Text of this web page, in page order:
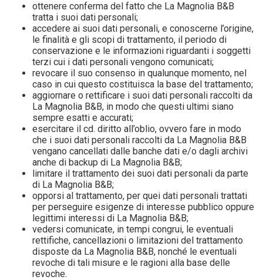
ottenere conferma del fatto che La Magnolia B&B
tratta i suoi dati personali;
accedere ai suoi dati personali, e conoscerne l’origine,
le finalità e gli scopi di trattamento, il periodo di
conservazione e le informazioni riguardanti i soggetti
terzi cui i dati personali vengono comunicati;
revocare il suo consenso in qualunque momento, nel
caso in cui questo costituisca la base del trattamento;
aggiornare o rettificare i suoi dati personali raccolti da
La Magnolia B&B, in modo che questi ultimi siano
sempre esatti e accurati;
esercitare il cd. diritto all’oblio, ovvero fare in modo
che i suoi dati personali raccolti da La Magnolia B&B
vengano cancellati dalle banche dati e/o dagli archivi
anche di backup di La Magnolia B&B;
limitare il trattamento dei suoi dati personali da parte
di La Magnolia B&B;
opporsi al trattamento, per quei dati personali trattati
per perseguire esigenze di interesse pubblico oppure
legittimi interessi di La Magnolia B&B;
vedersi comunicate, in tempi congrui, le eventuali
rettifiche, cancellazioni o limitazioni del trattamento
disposte da La Magnolia B&B, nonché le eventuali
revoche di tali misure e le ragioni alla base delle
revoche.